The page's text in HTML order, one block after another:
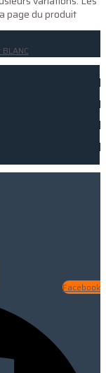
page du produit
Facebook